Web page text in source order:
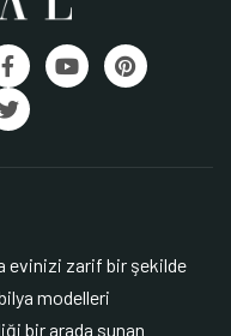
evinizi zarif bir şekilde
modelleri
bir arada sunan